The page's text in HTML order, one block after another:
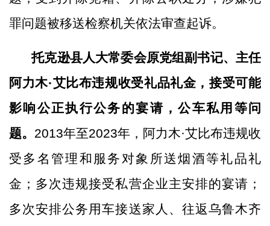
罪问题被移送检察机关依法审查起诉。
托克逊县人大常委会原党组副书记、主任
阿力木·艾比布违规收受礼品礼金，接受可能
影响公正执行公务的宴请，公车私用等问
题。 2013年至2023年，阿力木·艾比布违规收
受多名管理和服务对象所送烟酒等礼品礼
金；多次违规接受私营企业主安排的宴请；
多次安排公务用车接送家人、往返乌鲁木齐